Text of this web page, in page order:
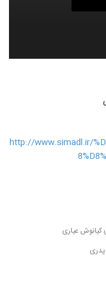
http://www.simadl.ir/
کیانوش عیاری
پدری